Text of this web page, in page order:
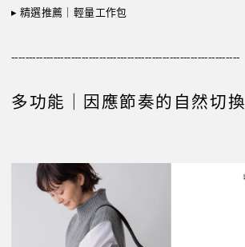
▸ 精選推薦｜輕量工作包
-----------------------------------------------------------------
多功能｜因應節奏的自然切換